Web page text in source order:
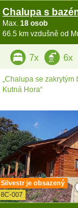
Max. 18 osob
66.5 km vzdušně od
7x 6x
„Chalupa se zakrytým
Kutná Hora“
Silvestr je obsazený
8C-007